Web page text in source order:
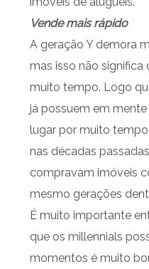
Vende mais rápido
A geração Y demora
mas isso não significa
muito tempo. Logo
já possuem em
lugar por muito
nas décadas
compravam imóveis
mesmo gerações
É muito importante
que os millennials
momentos é muito